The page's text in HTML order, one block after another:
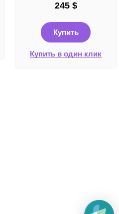
245 $
Купить
Купить в один клик